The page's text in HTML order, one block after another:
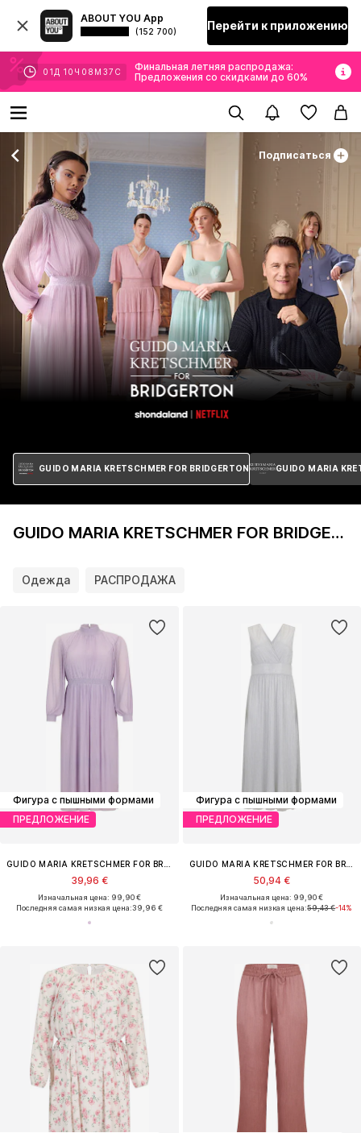
ABOUT YOU App
(152 700) Перейти к приложению
01 Д 10 Ч 08 М 36 С
Финальная летняя распродажа:
Предложения со скидками до 60%
Подписаться
GUIDO MARIA KRETSCHMER FOR BRIDGERTON GUIDO MARIA
GUIDO MARIA KRETSCHMER FOR BRIDGERTON интернет-магазин
Одежда РАСПРОДАЖА
Фигура с пышными формами
ПРЕДЛОЖЕНИЕ
39,96 €
Изначальная цена: 99,90 €
Последняя самая низкая цена:39,96 €
Фигура с пышными формами
ПРЕДЛОЖЕНИЕ
50,94 €
Изначальная цена: 99,90 €
Последняя самая низкая цена:59,43 €-14%